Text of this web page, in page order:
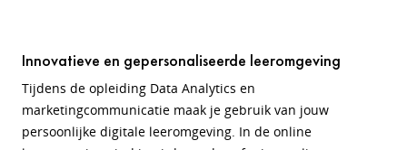
Innovatieve en gepersonaliseerde leeromgeving
Tijdens de opleiding Data Analytics en
marketingcommunicatie maak je gebruik van jouw
persoonlijke digitale leeromgeving. In de online